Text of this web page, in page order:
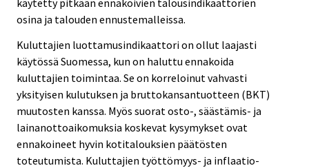
osina ja talouden ennustemalleissa.
Kuluttajien luottamusindikaattori on ollut laajasti
käytössä Suomessa, kun on haluttu ennakoida
kuluttajien toimintaa. Se on korreloinut vahvasti
yksityisen kulutuksen ja bruttokansantuotteen (BKT)
muutosten kanssa. Myös suorat osto-, säästämis- ja
lainanottoaikomuksia koskevat kysymykset ovat
ennakoineet hyvin kotitalouksien päätösten
toteutumista. Kuluttajien työttömyys- ja inflaatio-